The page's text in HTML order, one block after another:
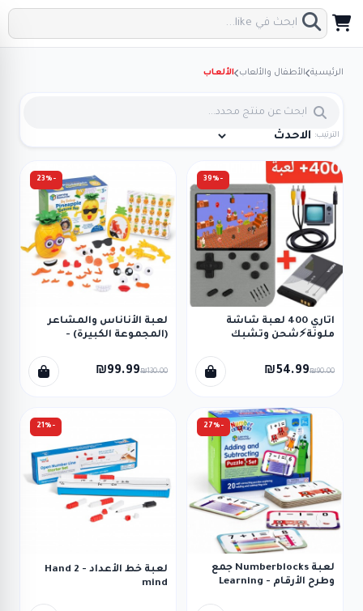
الرئيسية الأطفال والألعاب الألعاب
الترتيب:
-39%
اتاري 400 لعبة شاشة
ملونة⚡️شحن وتشبك
₪54.99₪90.00
-23%
لعبة الأناناس والمشاعر
(المجموعة الكبيرة) -
₪99.99₪130.00
-27%
لعبة Numberblocks جمع
وطرح الأرقام - Learning
-21%
لعبة خط الأعداد - Hand 2
mind